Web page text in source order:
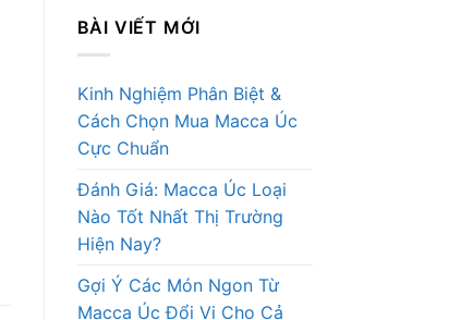
BÀI VIẾT MỚI
Kinh Nghiệm Phân Biệt &
Cách Chọn Mua Macca Úc
Cực Chuẩn
Đánh Giá: Macca Úc Loại
Nào Tốt Nhất Thị Trường
Hiện Nay?
Gợi Ý Các Món Ngon Từ
Macca Úc Đổi Vị Cho Cả